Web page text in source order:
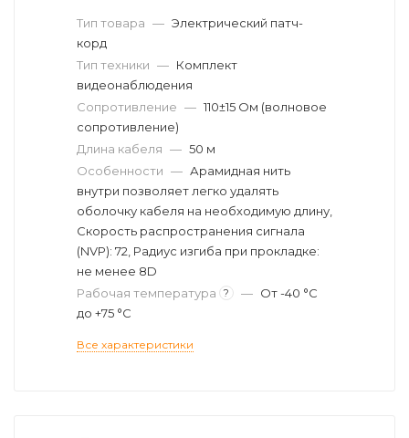
Тип товара — Электрический патч-
корд
Тип техники — Комплект
видеонаблюдения
Сопротивление — 110±15 Ом (волновое
сопротивление)
Длина кабеля — 50 м
Особенности — Арамидная нить
внутри позволяет легко удалять
оболочку кабеля на необходимую длину,
Скорость распространения сигнала
(NVP): 72, Радиус изгиба при прокладке:
не менее 8D
Рабочая температура
? — От -40 °C
до +75 °C
Все характеристики